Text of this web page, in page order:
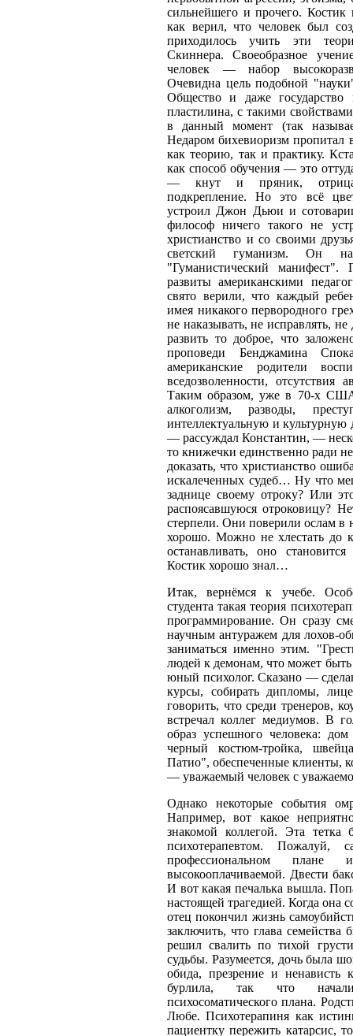
сильнейшего и прочего.
как верил, что человек был
приходилось учить эти
Скиннера. Своеобразное
человек — набор
Очевидна цель подобной
Общество и даже
пластилина, с такими
в данный момент (так
Недаром бихевиоризм пропитал
как теорию, так и практику.
как способ обучения — это
— кнут и пряник,
подкрепление. Но это всё
устроил Джон Дьюи и
философ ничего такого не
христианство и со своими
светский гуманизм. Он
"Гуманистический
развиты американскими
свято верили, что каждый
имея никакого первородного
не наказывать, не исправлять,
развить то доброе, что
проповеди Бенджамина
американские родители
вседозволенности, отсутствия
Таким образом, уже в 70-х
алкоголизм, разводы,
интеллектуальную и
— рассуждал Константин, —
то книжечки единственно ради
доказать, что христианство
искалеченных судеб… Ну что
заднице своему отроку? Или
распоясавшуюся отроковицу?
стерпели. Они поверили ослам в
хорошо. Можно не хлестать до
останавливать, оно
Костик хорошо знал…
Итак, вернёмся к учебе.
студента такая теория
программирование. Он сразу
научным антуражем для лохов-
заниматься именно этим.
людей к демонам, что может
юный психолог. Сказано —
курсы, собирать дипломы,
говорить, что среди тренеров,
встречал коллег медиумов. В
образ успешного человека:
черный костюм-тройка,
Патио", обеспеченные клиенты,
— уважаемый человек с
Однако некоторые события
Например, вот какое
знакомой коллегой. Эта
психотерапевтом.
профессиональном плане
высокооплачиваемой. Двести
И вот какая печалька вышла.
настоящей трагедией. Когда она
отец покончил жизнь
заключить, что глава семейства
решил свалить по тихой
судьбы. Разумеется, дочь была
обида, презрение и ненависть
бурлила, так что
психосоматического плана.
Любе. Психотерапиня как
пациентку пережить катарсис,